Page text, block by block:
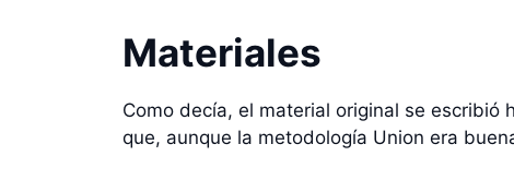
Materiales
Como decía, el material original se escribió
que, aunque la metodología Union era